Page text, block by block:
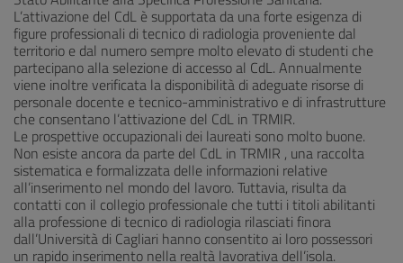
L’attivazione del CdL è supportata da una forte esigenza di
figure professionali di tecnico di radiologia proveniente dal
territorio e dal numero sempre molto elevato di studenti che
partecipano alla selezione di accesso al CdL. Annualmente
viene inoltre verificata la disponibilità di adeguate risorse di
personale docente e tecnico-amministrativo e di infrastrutture
che consentano l’attivazione del CdL in TRMIR.
Le prospettive occupazionali dei laureati sono molto buone.
Non esiste ancora da parte del CdL in TRMIR , una raccolta
sistematica e formalizzata delle informazioni relative
all’inserimento nel mondo del lavoro. Tuttavia, risulta da
contatti con il collegio professionale che tutti i titoli abilitanti
alla professione di tecnico di radiologia rilasciati finora
dall’Università di Cagliari hanno consentito ai loro possessori
un rapido inserimento nella realtà lavorativa dell’isola.